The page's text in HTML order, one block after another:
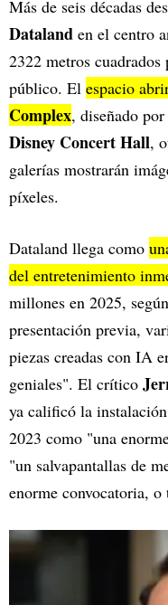
Más de seis décadas
Dataland en el centro
2322 metros cuadrados
público. El espacio
Complex, diseñado por
Disney Concert Hall,
galerías mostrarán
píxeles.
Dataland llega como
del entretenimiento
millones en 2025, según
presentación previa,
piezas creadas con IA
geniales". El crítico
ya calificó la
2023 como "una
"un salvapantallas de
enorme convocatoria,